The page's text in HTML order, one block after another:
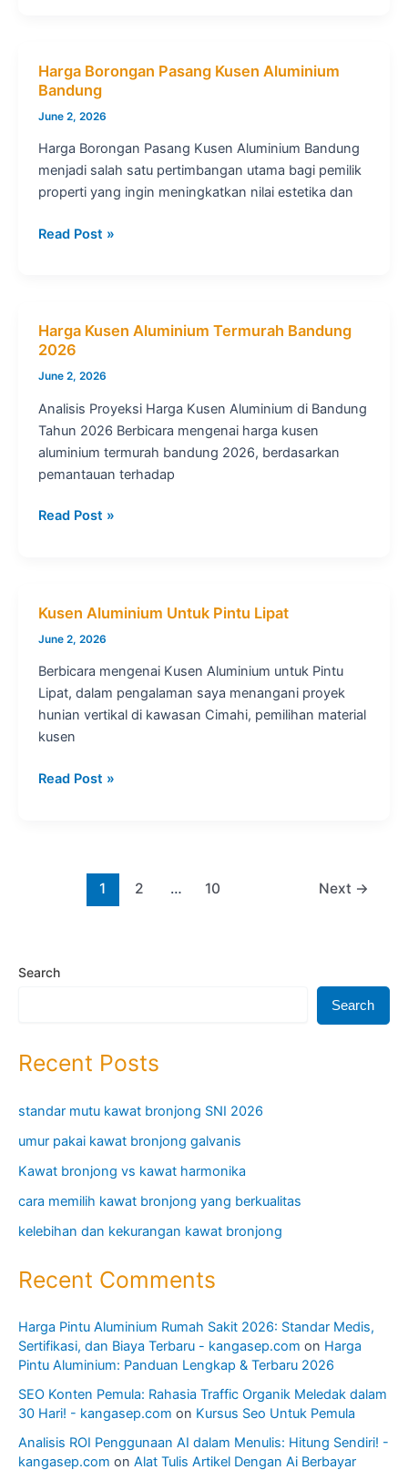
Besar
Harga Borongan Pasang Kusen Aluminium
Bandung
June 2, 2026
Harga Borongan Pasang Kusen Aluminium Bandung
menjadi salah satu pertimbangan utama bagi pemilik
properti yang ingin meningkatkan nilai estetika dan
Harga
Bandung
Read Post »
Harga Kusen Aluminium Termurah Bandung
2026
June 2, 2026
Analisis Proyeksi Harga Kusen Aluminium di Bandung
Tahun 2026 Berbicara mengenai harga kusen
aluminium termurah bandung 2026, berdasarkan
pemantauan terhadap
Harga
2026
Read Post »
Kusen Aluminium Untuk Pintu Lipat
June 2, 2026
Berbicara mengenai Kusen Aluminium untuk Pintu
Lipat, dalam pengalaman saya menangani proyek
hunian vertikal di kawasan Cimahi, pemilihan material
kusen
Kusen
Read Post »
1 2 … 10 Next →
Search
Search
Recent Posts
standar mutu kawat bronjong SNI 2026
umur pakai kawat bronjong galvanis
Kawat bronjong vs kawat harmonika
cara memilih kawat bronjong yang berkualitas
kelebihan dan kekurangan kawat bronjong
Recent Comments
Harga Pintu Aluminium Rumah Sakit 2026: Standar Medis,
Sertifikasi, dan Biaya Terbaru - kangasep.com on Harga
Pintu Aluminium: Panduan Lengkap & Terbaru 2026
SEO Konten Pemula: Rahasia Traffic Organik Meledak dalam
30 Hari! - kangasep.com on Kursus Seo Untuk Pemula
Analisis ROI Penggunaan AI dalam Menulis: Hitung Sendiri! -
kangasep.com on Alat Tulis Artikel Dengan Ai Berbayar